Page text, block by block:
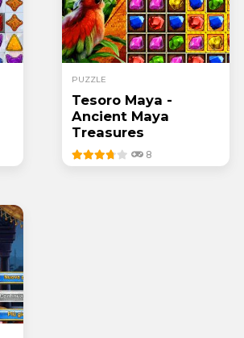
PUZZLE
Tesoro Maya -
Ancient Maya
Treasures
8